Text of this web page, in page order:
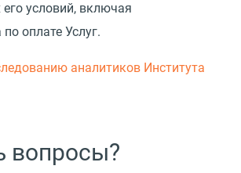
условий, включая
оплате Услуг.
аналитиков Института
вопросы?